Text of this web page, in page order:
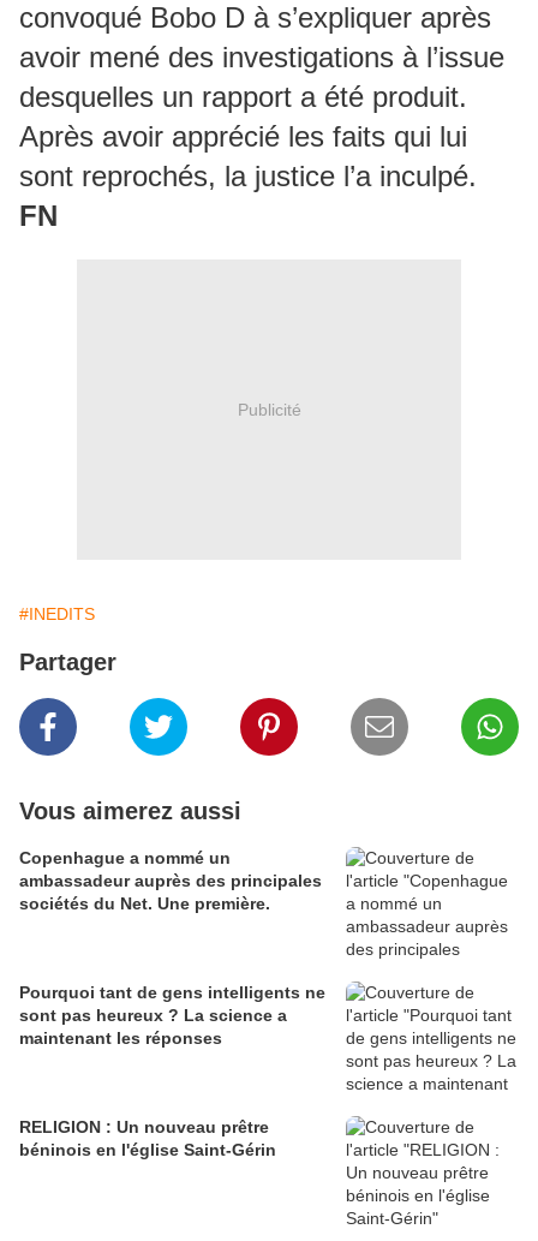
convoqué Bobo D à s’expliquer après
avoir mené des investigations à l’issue
desquelles un rapport a été produit.
Après avoir apprécié les faits qui lui
sont reprochés, la justice l’a inculpé.
FN
Publicité
#INEDITS
Partager
Vous aimerez aussi
Copenhague a nommé un
ambassadeur auprès des principales
sociétés du Net. Une première.
Pourquoi tant de gens intelligents ne
sont pas heureux ? La science a
maintenant les réponses
RELIGION : Un nouveau prêtre
béninois en l'église Saint-Gérin